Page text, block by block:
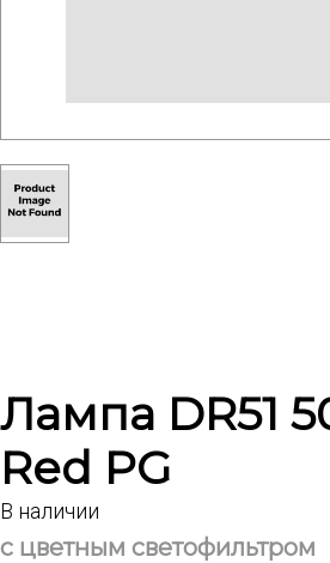
Лампа DR51
Red PG
В наличии
с цветным светофильтром